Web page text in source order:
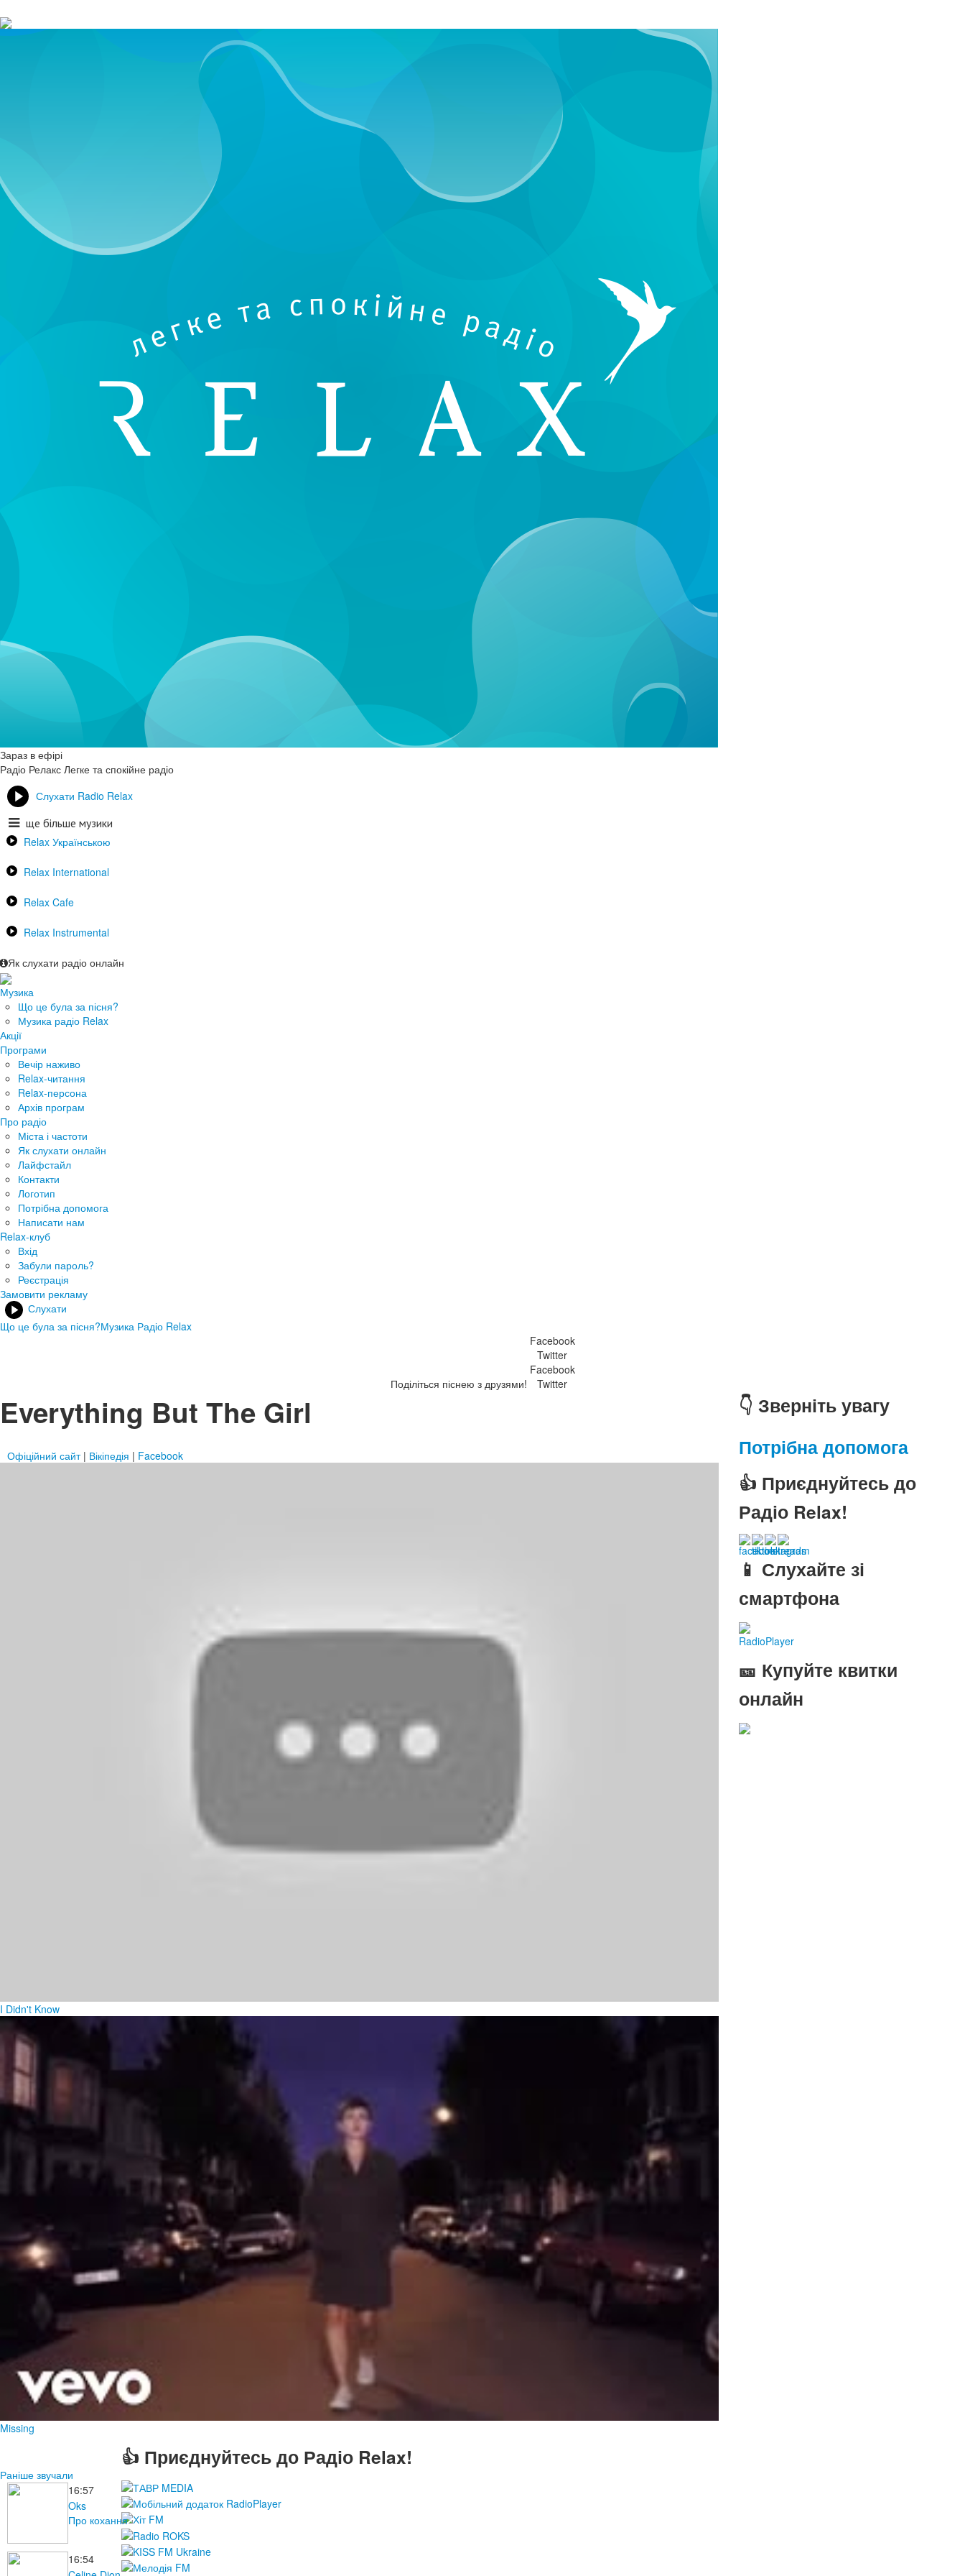
Зараз в ефірі
Радіо Релакс Легке та спокійне радіо
Раніше звучали
16:57
Oks
Про кохання
16:54
Слухати Radio Relax
ще більше музики
Relax Українською
Relax International
Relax Cafe
Relax Instrumental
Як слухати радіо онлайн
Музика
Що це була за пісня?
Музика радіо Relax
Акції
Програми
Вечір наживо
Relax-читання
Relax-персона
Архів програм
Про радіо
Міста і частоти
Як слухати онлайн
Лайфстайл
Контакти
Логотип
Потрібна допомога
Написати нам
Relax-клуб
Вхід
Забули пароль?
Реєстрація
Замовити рекламу
Слухати
Що це була за пісня?Музика Радіо Relax
Поділіться піснею з друзями!
Facebook
Twitter
Facebook
Twitter
Everything But The Girl
Офіційний сайт| Вікіпедія | Facebook
I Didn't Know
Missing
👇 Зверніть увагу
Потрібна допомога
👍 Приєднуйтесь до
Радіо Relax!
📱 Слухайте зі
смартфона
RadioPlayer
🎫 Купуйте квитки
онлайн
👍 Приєднуйтесь до Радіо Relax!